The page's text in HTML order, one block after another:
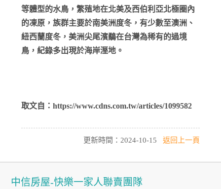
等體型的水鳥，繁殖地在北美及西伯利亞北極圈內
的凍原，族群主要於南美洲度冬，有少數至澳洲、
紐西蘭度冬，美洲尖尾濱鷸在台灣為稀有的過境
鳥，紀錄多出現於海岸溼地。
取文自：https://www.cdns.com.tw/articles/1099582
更新時間：2024-10-15 返回上一頁
中信房屋-快樂一家人聯賣團隊